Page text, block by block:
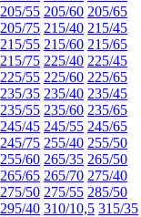
205/55 205/60 205/65
205/75 215/40 215/45
215/55 215/60 215/65
215/75 225/40 225/45
225/55 225/60 225/65
235/35 235/40 235/45
235/55 235/60 235/65
245/45 245/55 245/65
245/75 255/40 255/50
255/60 265/35 265/50
265/65 265/70 275/40
275/50 275/55 285/50
295/40 310/10,5 315/35